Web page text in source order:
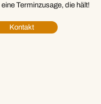
Terminzusage, die hält!
Kontakt